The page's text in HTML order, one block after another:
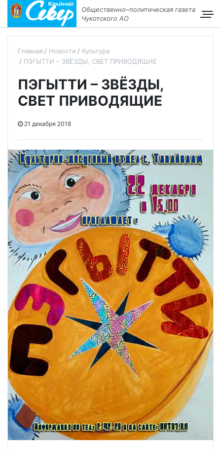
Общественно–политическая газета
Чукотского АО
Главная Новости
Культура
ПЭГЫТТИ – ЗВЁЗДЫ, СВЕТ ПРИВОДЯЩИЕ
ПЭГЫТТИ – ЗВЁЗДЫ,
СВЕТ ПРИВОДЯЩИЕ
21 декабря 2018